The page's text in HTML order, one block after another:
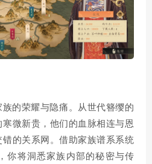
的荣耀与隐痛。从世代簪缨的
微新贵，他们的血脉相连与恩
的关系网。借助家族谱系系统
你将洞悉家族内部的秘密与传